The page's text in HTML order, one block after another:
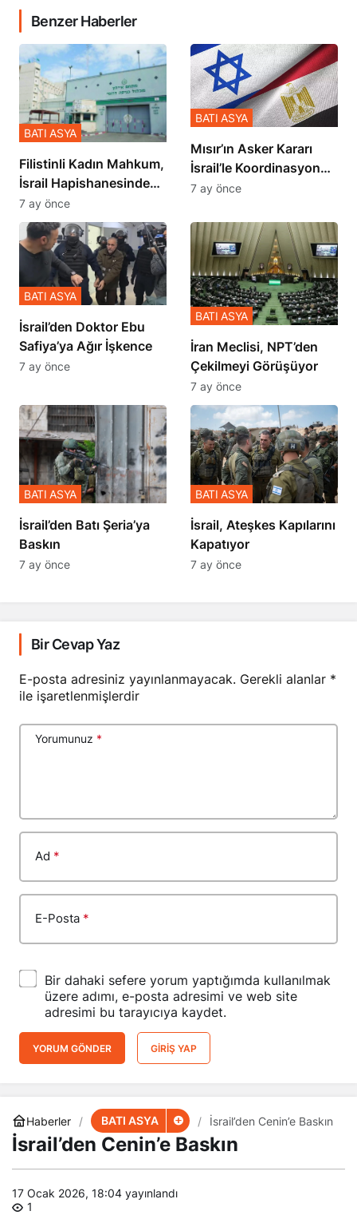
Benzer Haberler
Filistinli Kadın Mahkum,
İsrail Hapishanesindeki
Zulmü Anlattı
BATI ASYA
7 ay önce
Mısır’ın Asker Kararı
İsrail’le Koordinasyon
İçinde Gerçekleşmiş
BATI ASYA
7 ay önce
İsrail’den Doktor Ebu
Safiya’ya Ağır İşkence
BATI ASYA
7 ay önce
İran Meclisi, NPT’den
Çekilmeyi Görüşüyor
BATI ASYA
7 ay önce
​​​​​​​İsrail’den Batı Şeria’ya
Baskın
BATI ASYA
7 ay önce
İsrail, Ateşkes Kapılarını
Kapatıyor
BATI ASYA
7 ay önce
Bir Cevap Yaz
E-posta adresiniz yayınlanmayacak. Gerekli alanlar *
ile işaretlenmişlerdir
Yorumunuz *
Ad *
E-Posta *
Bir dahaki sefere yorum yaptığımda kullanılmak
üzere adımı, e-posta adresimi ve web site
adresimi bu tarayıcıya kaydet.
YORUM GÖNDER GIRIŞ YAP
Haberler BATI ASYA İsrail’den Cenin’e Baskın
İsrail’den Cenin’e Baskın
17 Ocak 2026, 18:04 yayınlandı
1